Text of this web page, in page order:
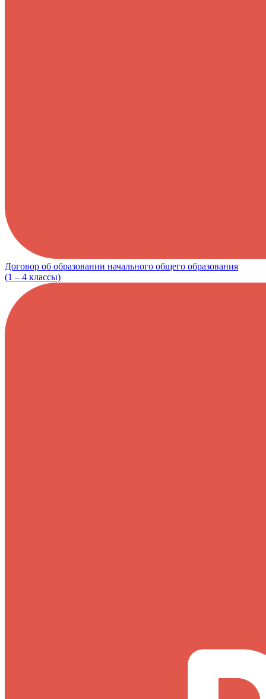
Договор об образовании начального общего образования
(1 – 4 классы)